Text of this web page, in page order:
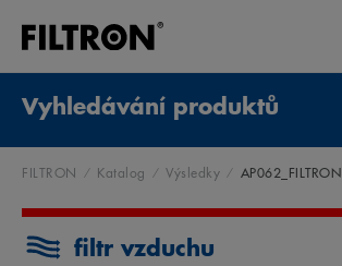
Vyhledávání produktů
FILTRON Katalog Výsledky AP062_FILTRON
filtr vzduchu